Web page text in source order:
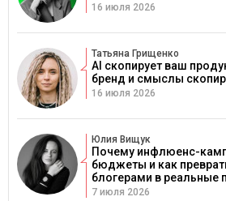
16 июля 2026
Татьяна Грищенко
AI скопирует ваш
бренд и смыслы
16 июля 2026
Юлия Вищук
Почему инфлюенс-
бюджеты и как
блогерами в реальные
7 июля 2026